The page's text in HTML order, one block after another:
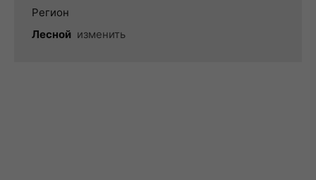
Регион
Лесной изменить